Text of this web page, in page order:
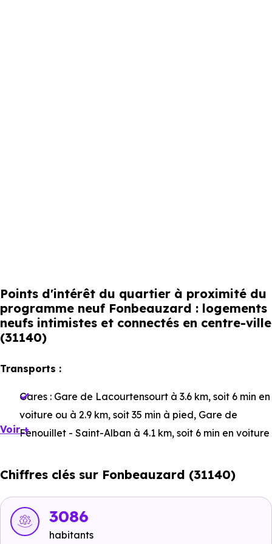
Points d'intérêt du quartier à proximité du
programme neuf Fonbeauzard : logements
neufs intimistes et connectés en centre-ville
(31140)
Transports :
Gares : Gare de Lacourtensourt à 3.6 km, soit 6 min en
voiture ou à 2.9 km, soit 35 min à pied, Gare de
Fenouillet - Saint-Alban à 4.1 km, soit 6 min en voiture
Launaguet à 4.7 km, soit 9 min en voiture ou à 4.7 km,
Bus :
Ligne 352 : Payen
ou à 446 m, soit 5 min à pied
Voir +
Chiffres clés sur Fonbeauzard (31140)
3086
habitants